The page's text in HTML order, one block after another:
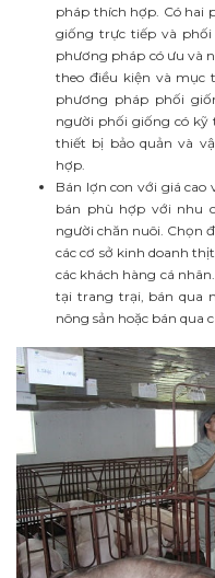
pháp thích hợp. Có hai
giống trực tiếp và
phương pháp có ưu và
theo điều kiện và mục
phương pháp phối
người phối giống có kỹ
thiết bị bảo quản và
hợp.
Bán lợn con với giá
bán phù hợp với nhu
người chăn nuôi. Chọn
các cơ sở kinh doanh
các khách hàng cá
tại trang trại, bán qua
nông sản hoặc bán qua